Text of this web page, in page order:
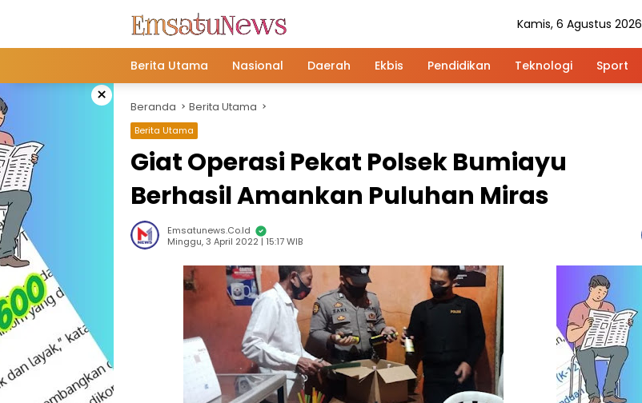
Kamis, 6 Agustus 2026
Berita Utama Nasional Daerah Ekbis Pendidikan Teknologi Sport
× Beranda Berita Utama
Berita Utama
Giat Operasi Pekat Polsek Bumiayu
Berhasil Amankan Puluhan Miras
Emsatunews.co.id
Minggu, 3 April 2022 | 15:17 WIB